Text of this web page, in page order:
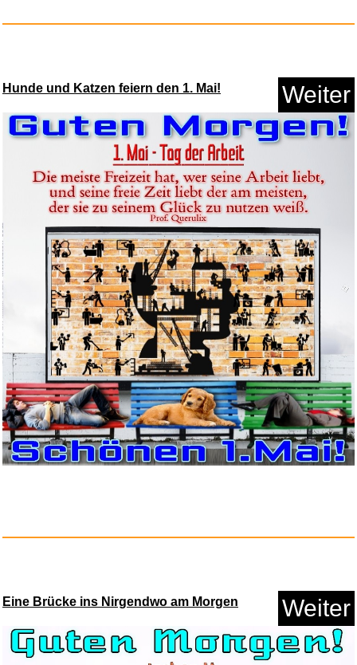
Ac/Dc: Lightning Logo (Braccia...
Anzeige
reisenthel daily shopper smile...
Hunde und Katzen feiern den 1. Mai! Weiter
Eine Brücke ins Nirgendwo am Morgen Weiter